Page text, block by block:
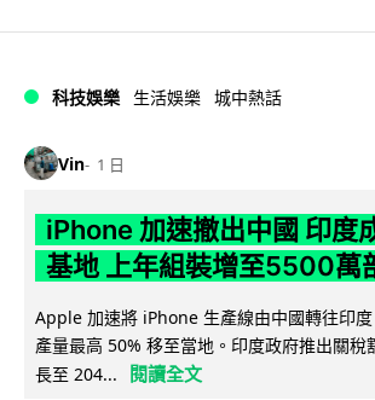
科技娛樂 生活娛樂 城中熱話
Vin 1 日
iPhone 加速撤出中國 印度
基地 上年組裝增至5500萬
Apple 加速將 iPhone 生產線由中國轉往印
產量最高 50% 移至當地。印度政府推出關稅
長至 204...
閱讀全文